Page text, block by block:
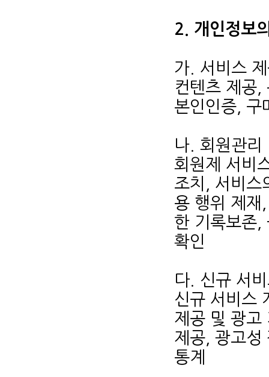
2. 개인정보
가. 서비스
컨텐츠 제공,
본인인증, 구
나. 회원관리
회원제 서비
조치, 서비스
용 행위 제재
한 기록보존,
확인
다. 신규 서
신규 서비스
제공 및 광고
제공, 광고성
통계